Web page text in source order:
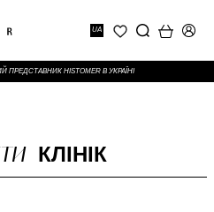
UA
ПРЕДСТАВНИК HISTOMER В УКРАЇНІ
КЛІНІК